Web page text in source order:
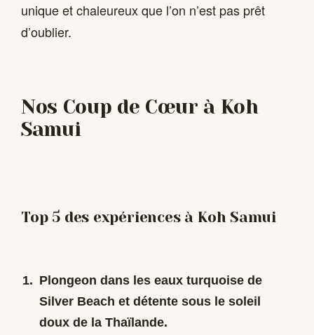
unique et chaleureux que l’on n’est pas prêt
d’oublier.
Nos Coup de Cœur à Koh
Samui
Top 5 des expériences à Koh Samui
Plongeon dans les eaux turquoise de
Silver Beach et détente sous le soleil
doux de la Thaïlande.